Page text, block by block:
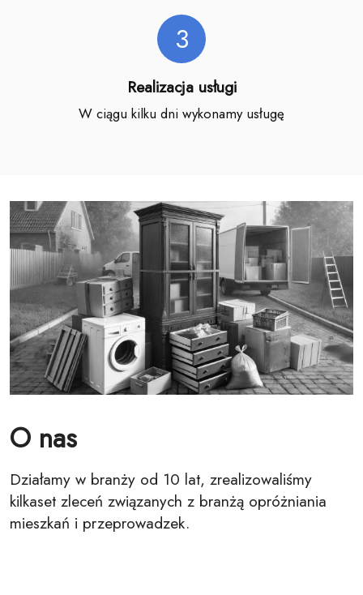
3
Realizacja usługi
W ciągu kilku dni wykonamy usługę
O nas
Działamy w branży od 10 lat, zrealizowaliśmy
kilkaset zleceń związanych z branżą opróżniania
mieszkań i przeprowadzek.